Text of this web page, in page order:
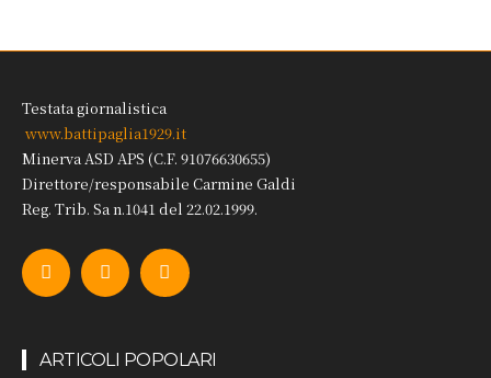
Testata giornalistica
www.battipaglia1929.it
Minerva ASD APS (C.F. 91076630655)
Direttore/responsabile Carmine Galdi
Reg. Trib. Sa n.1041 del 22.02.1999.
ARTICOLI POPOLARI